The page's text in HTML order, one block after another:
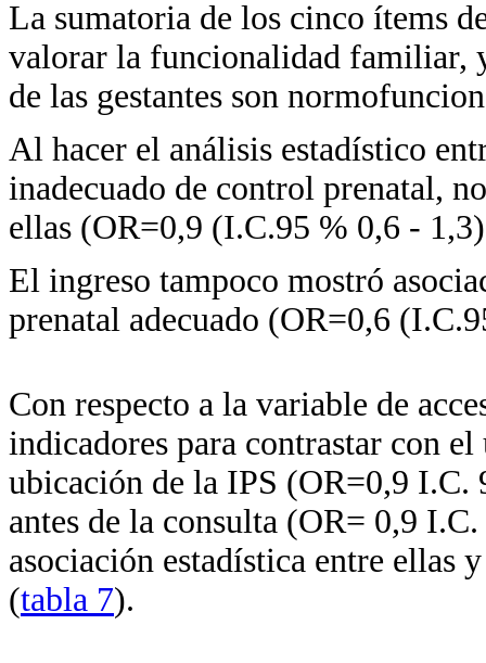
La sumatoria de los cinco ítems
valorar la funcionalidad familiar,
de las gestantes son
Al hacer el análisis estadístico
inadecuado de control prenatal,
ellas (OR=0,9 (I.C.95 % 0,6 -
El ingreso tampoco mostró
prenatal adecuado (OR=0,6
Con respecto a la variable de
indicadores para contrastar con
ubicación de la IPS (OR=0,9 I.C.
antes de la consulta (OR= 0,9
asociación estadística entre ellas
(tabla 7).